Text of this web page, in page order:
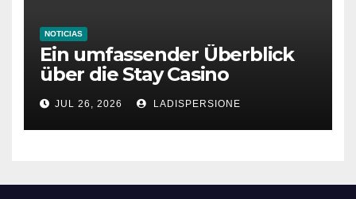
NOTICIAS
Ein umfassender Überblick
über die Stay Casino
Bonusbedingungen
JUL 26, 2026 LADISPERSIONE